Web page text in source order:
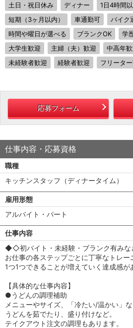
土日・祝日休み
ディナー 1日4時間
短期（3ヶ月以内）
車通勤可 バイク
時間や曜日が選べる
ブランクOK 学
大学生歓迎
主婦（夫）歓迎 中高年
未経験者歓迎
経験者歓迎 フリータ
応募フォーム
仕事内容・応募資格
職種
キッチンスタッフ（ディナータイム）
雇用形態
アルバイト・パート
仕事内容
◆◇初バイト・未経験・ブランク有み
お仕事の各ステップごとに丁寧なトレー
1つ1つできることが増えていく達成感が
【具体的な仕事内容】
●うどんの調理補助
メニューやサイズ、「冷たい/温かい」
うどんを茹でたり、盛り付けなど。
テイクアウト注文の調理もあります。